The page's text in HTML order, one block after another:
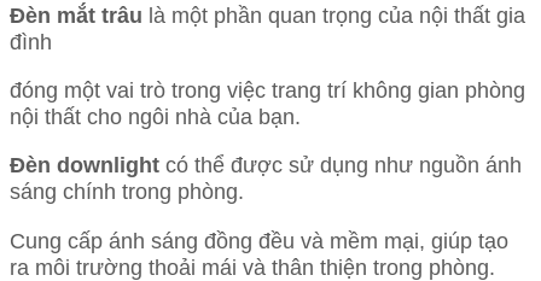
Đèn mắt trâu là một phần quan trọng của nội thất gia
đình
đóng một vai trò trong việc trang trí không gian phòng
nội thất cho ngôi nhà của bạn.
Đèn downlight có thể được sử dụng như nguồn ánh
sáng chính trong phòng.
Cung cấp ánh sáng đồng đều và mềm mại, giúp tạo
ra môi trường thoải mái và thân thiện trong phòng.